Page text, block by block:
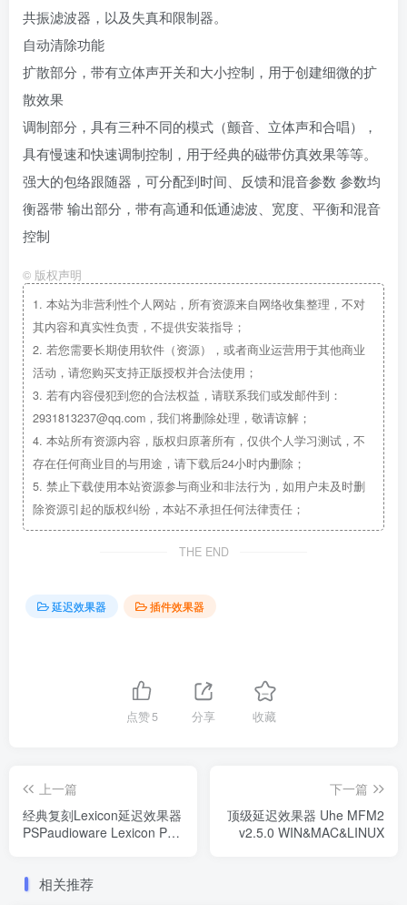
共振滤波器，以及失真和限制器。
自动清除功能
扩散部分，带有立体声开关和大小控制，用于创建细微的扩
散效果
调制部分，具有三种不同的模式（颤音、立体声和合唱），
具有慢速和快速调制控制，用于经典的磁带仿真效果等等。
强大的包络跟随器，可分配到时间、反馈和混音参数 参数均
衡器带 输出部分，带有高通和低通滤波、宽度、平衡和混音
控制
© 版权声明
1. 本站为非营利性个人网站，所有资源来自网络收集整理，不对
其内容和真实性负责，不提供安装指导；
2. 若您需要长期使用软件（资源），或者商业运营用于其他商业
活动，请您购买支持正版授权并合法使用；
3. 若有内容侵犯到您的合法权益，请联系我们或发邮件到：
2931813237@qq.com，我们将删除处理，敬请谅解；
4. 本站所有资源内容，版权归原著所有，仅供个人学习测试，不
存在任何商业目的与用途，请下载后24小时内删除；
5. 禁止下载使用本站资源参与商业和非法行为，如用户未及时删
除资源引起的版权纠纷，本站不承担任何法律责任；
THE END
延迟效果器 插件效果器
点赞5 分享 收藏
上一篇
经典复刻Lexicon延迟效果器
PSPaudioware Lexicon PSP
下一篇
顶级延迟效果器 Uhe MFM2
v2.5.0 WIN&MAC&LINUX
相关推荐